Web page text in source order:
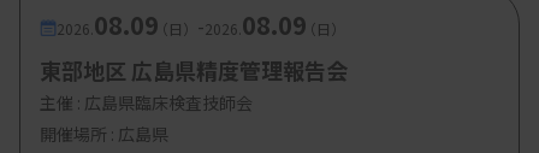
2026. 08.09（日） -2026. 08.09（日）
東部地区 広島県精度管理報告会
主催 : 広島県臨床検査技師会
開催場所 : 広島県